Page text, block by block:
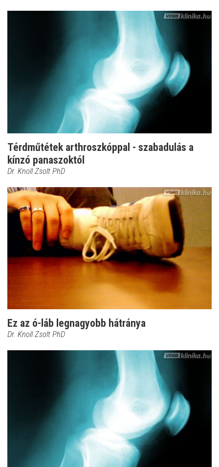
Térdműtétek arthroszkóppal - szabadulás a
kínzó panaszoktól
Dr. Knoll Zsolt PhD
Ez az ó-láb legnagyobb hátránya
Dr. Knoll Zsolt PhD